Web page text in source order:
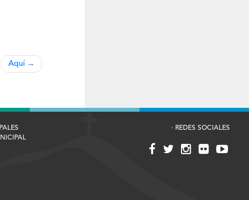
Aquí
· REDES SOCIALES